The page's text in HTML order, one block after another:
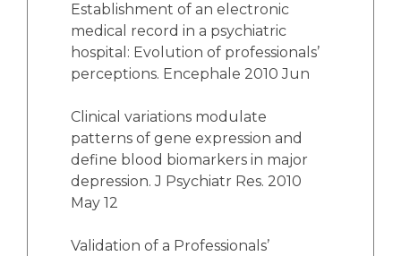
Establishment of an electronic
medical record in a psychiatric
hospital: Evolution of professionals’
perceptions. Encephale 2010 Jun
Clinical variations modulate
patterns of gene expression and
define blood biomarkers in major
depression. J Psychiatr Res. 2010
May 12
Validation of a Professionals’